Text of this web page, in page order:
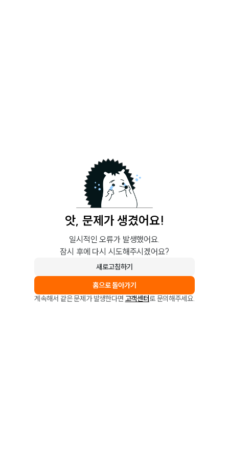
앗, 문제가 생겼어요!
일시적인 오류가 발생했어요.
잠시 후에 다시 시도해주시겠어요?
새로고침하기
홈으로 돌아가기
계속해서 같은 문제가 발생한다면 고객센터로 문의해주세요.